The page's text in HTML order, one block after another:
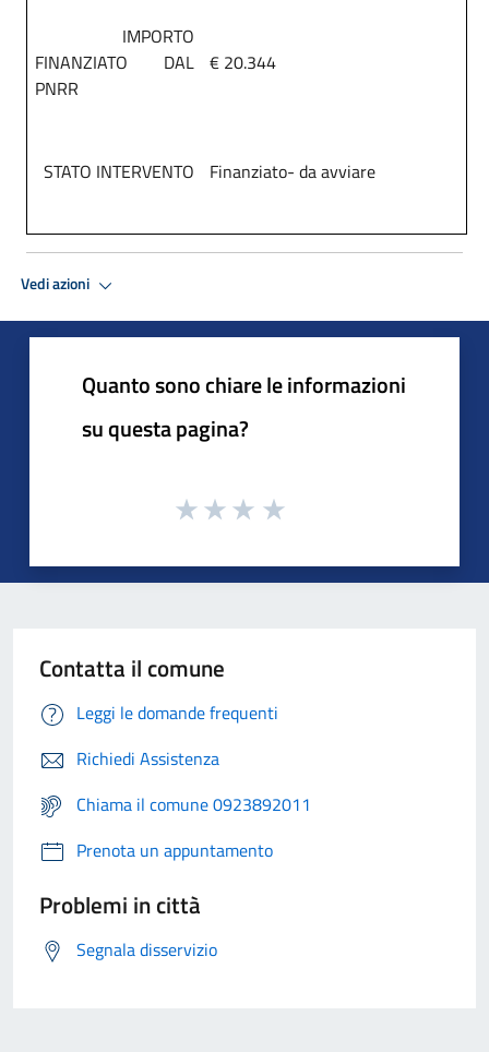
IMPORTO
FINANZIATO DAL
PNRR
€ 20.344
STATO INTERVENTO Finanziato- da avviare
Vedi azioni
Quanto sono chiare le informazioni
su questa pagina?
Contatta il comune
Leggi le domande frequenti
Richiedi Assistenza
Chiama il comune 0923892011
Prenota un appuntamento
Problemi in città
Segnala disservizio